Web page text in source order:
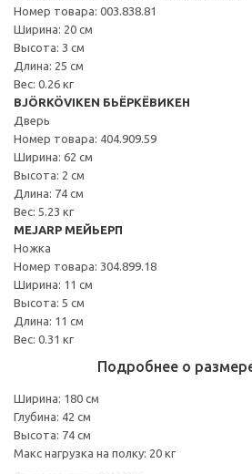
Номер товара: 003.838.81
Ширина: 20 см
Высота: 3 см
Длина: 25 см
Вес: 0.26 кг
BJÖRKÖVIKEN БЬЁРКЁВИКЕН
Дверь
Номер товара: 404.909.59
Ширина: 62 см
Высота: 2 см
Длина: 74 см
Вес: 5.23 кг
MEJARP МЕЙЬЕРП
Ножка
Номер товара: 304.899.18
Ширина: 11 см
Высота: 5 см
Длина: 11 см
Вес: 0.31 кг
Подробнее о
Ширина: 180 см
Глубина: 42 см
Высота: 74 см
Макс нагрузка на полку: 20 кг